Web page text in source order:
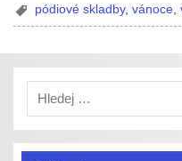
pódiové skladby,vánoce ,